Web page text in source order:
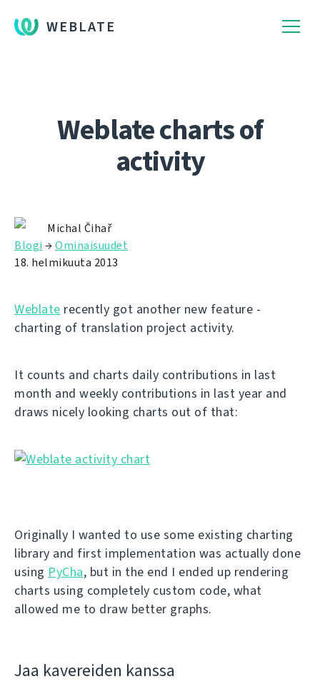
WEBLATE
Weblate charts of
activity
Michal Čihař
Blogi →Ominaisuudet
18. helmikuuta 2013
Weblate recently got another new feature -
charting of translation project activity.
It counts and charts daily contributions in last
month and weekly contributions in last year and
draws nicely looking charts out of that:
Originally I wanted to use some existing charting
library and first implementation was actually done
using PyCha, but in the end I ended up rendering
charts using completely custom code, what
allowed me to draw better graphs.
Jaa kavereiden kanssa